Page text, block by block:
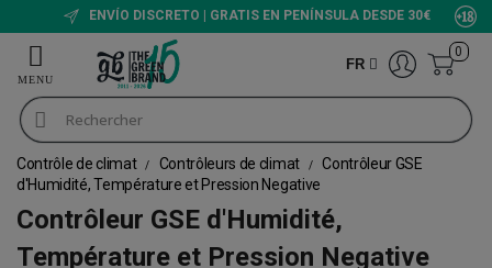
ENVÍO DISCRETO | GRATIS EN PENÍNSULA DESDE 30€
FR
0
Contrôle de climat Contrôleurs de climat
Contrôleur GSE
d'Humidité, Température et Pression Negative
Contrôleur GSE d'Humidité,
Température et Pression Negative